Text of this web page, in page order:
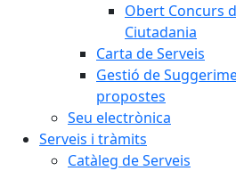
Obert Concurs
Ciutadania
Carta de Serveis
Gestió de
propostes
Seu electrònica
Serveis i tràmits
Catàleg de Serveis